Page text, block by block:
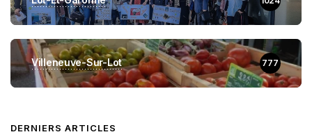
Villeneuve-Sur-Lot 777
DERNIERS ARTICLES